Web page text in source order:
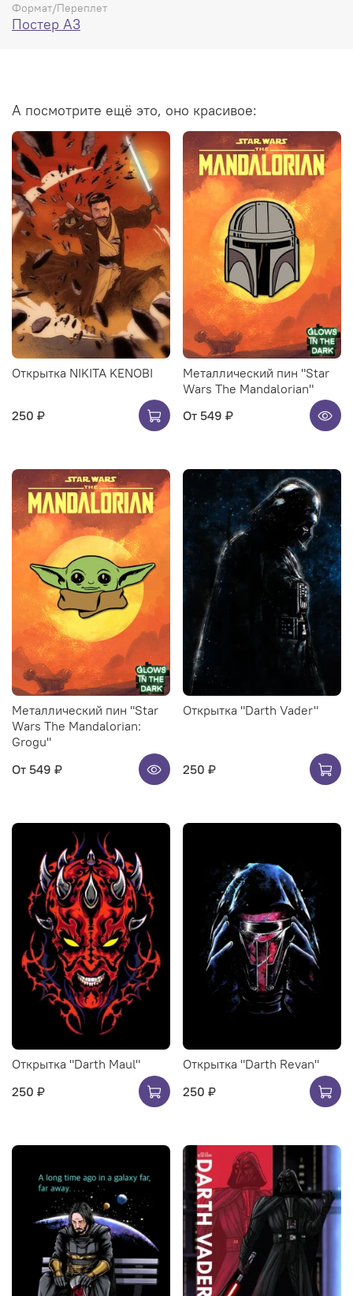
Формат/Переплет
Постер А3
А посмотрите ещё это, оно красивое:
Открытка NIKITA KENOBI
250 ₽
Металлический пин "Star
Wars The Mandalorian"
От 549 ₽
Металлический пин "Star
Wars The Mandalorian:
Grogu"
От 549 ₽
Открытка "Darth Vader"
250 ₽
Открытка "Darth Maul"
250 ₽
Открытка "Darth Revan"
250 ₽